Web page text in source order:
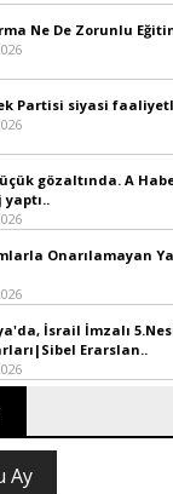
Ne De Zorunlu
Partisi siyasi
gözaltında. A
Onarılamayan
İsrail İmzalı
Erarslan..
Ay